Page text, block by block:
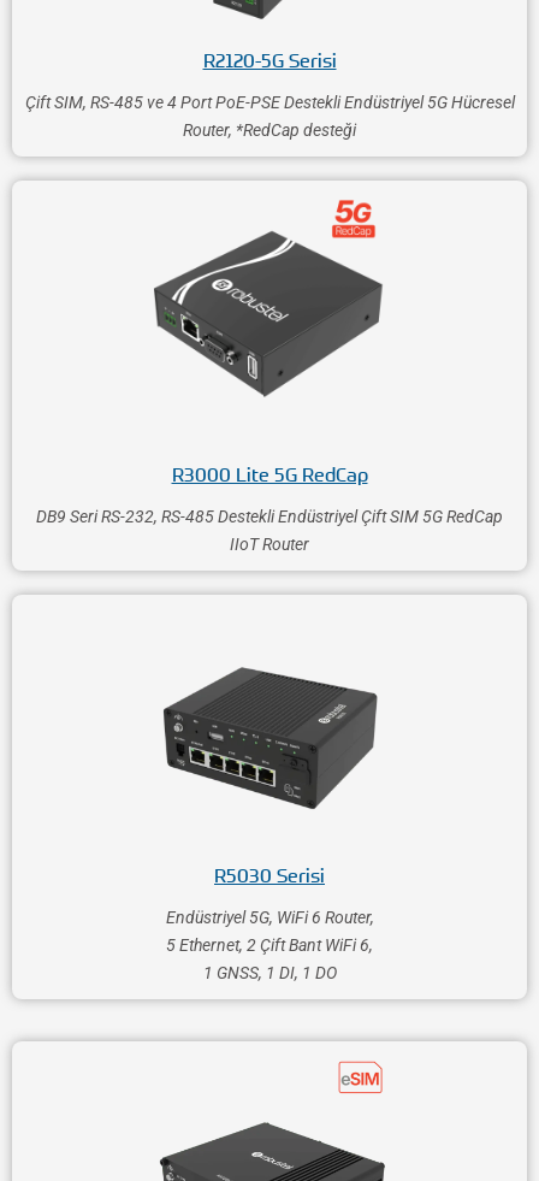
R2120-5G Serisi
Çift SIM, RS-485 ve 4 Port PoE-PSE Destekli Endüstriyel 5G Hücresel
Router, *RedCap desteği
R3000 Lite 5G RedCap
DB9 Seri RS-232, RS-485 Destekli Endüstriyel Çift SIM 5G RedCap
IIoT Router
R5030 Serisi
Endüstriyel 5G, WiFi 6 Router​,
5 Ethernet, 2 Çift Bant WiFi 6,
1 GNSS, 1 DI, 1 DO